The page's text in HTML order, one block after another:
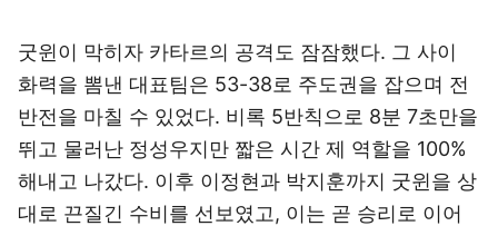
굿윈이 막히자 카타르의 공격도 잠잠했다. 그 사이
화력을 뽐낸 대표팀은 53-38로 주도권을 잡으며 전
반전을 마칠 수 있었다. 비록 5반칙으로 8분 7초만을
뛰고 물러난 정성우지만 짧은 시간 제 역할을 100%
해내고 나갔다. 이후 이정현과 박지훈까지 굿윈을 상
대로 끈질긴 수비를 선보였고, 이는 곧 승리로 이어